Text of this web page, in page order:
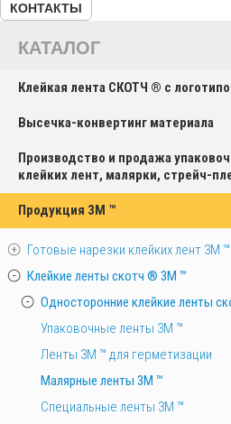
КОНТАКТЫ
КАТАЛОГ
Клейкая лента СКОТЧ ® с
Высечка-конвертинг материала
Производство и продажа
клейких лент, малярки, стрейч-
Продукция 3M ™
Готовые нарезки клейких лент 3M ™
Клейкие ленты скотч ® 3M ™
Односторонние клейкие ленты
Упаковочные ленты 3М ™
Ленты 3М ™ для герметизации
Малярные ленты 3М ™
Специальные ленты 3M ™